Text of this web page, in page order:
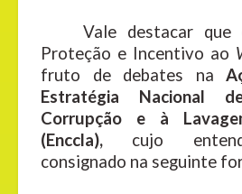
Vale destacar que
Proteção e Incentivo ao
fruto de debates na
Estratégia Nacional
Corrupção e à
(Enccla), cujo
consignado na seguinte